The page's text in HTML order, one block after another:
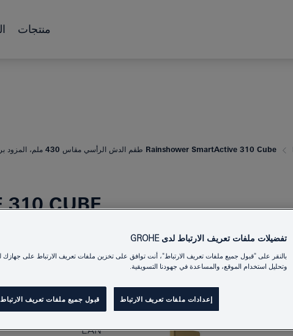
منتجات
Rainshower SmartActive 310 Cube طقم الدش الرأسي مقاس 430 ملم، المزود برشاشين
310 CUBE
برشاشين
Product Number
EAN
تفضيلات ملفات تعريف الارتباط لدى GROHE
بالنقر على "قبول جميع ملفات تعريف الارتباط"، أنت توافق على تخزين ملفات تعريف الارتباط على جهازك
وتحليل استخدام الموقع، والمساعدة في جهودنا التسويقية.
إعدادات ملفات تعريف الارتباط قبول جميع ملفات تعريف الارتباط